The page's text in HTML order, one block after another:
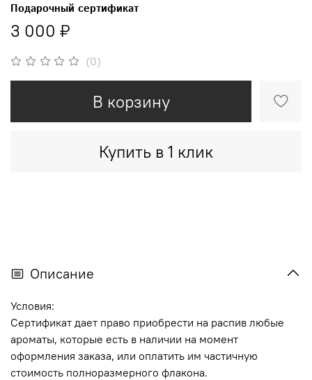
(0)
Подарочный сертификат
3 000 ₽
В корзину
Купить в 1 клик
Описание
Условия:
Сертификат дает право приобрести на распив любые
ароматы, которые есть в наличии на момент
оформления заказа, или оплатить им частичную
стоимость полноразмерного флакона.